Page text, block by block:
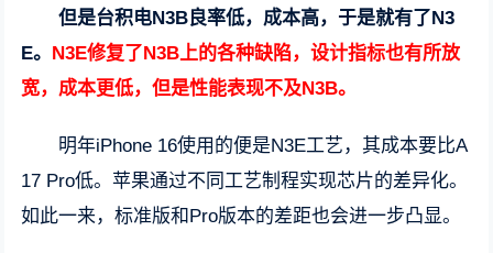
但是台积电N3B良率低，成本高，于是就有了N3
E。 N3E修复了N3B上的各种缺陷，设计指标也有所放
宽，成本更低，但是性能表现不及N3B。
明年iPhone 16使用的便是N3E工艺，其成本要比A
17 Pro低。苹果通过不同工艺制程实现芯片的差异化。
如此一来，标准版和Pro版本的差距也会进一步凸显。